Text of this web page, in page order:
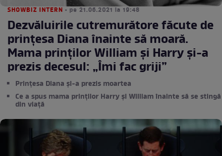
SHOWBIZ INTERN • pe 21.06.2021 la 19:48
Dezvăluirile cutremurătore făcute de
prințesa Diana înainte să moară.
Mama prinților William și Harry și-a
prezis decesul: „Îmi fac griji”
Prințesa Diana și-a prezis moartea
Ce a spus mama prinților Harry și William înainte să se stingă
din viață